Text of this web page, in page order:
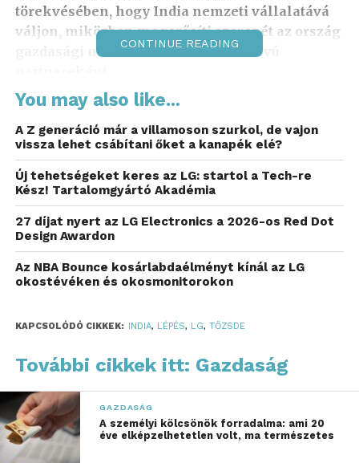
törekvésében, hogy India nemzeti vállalatává
váljon, miközben megerősíti szerepét az ország
gazdasági növekedésének hosszú távú
vezérigazgatója és Ashish Chauhan, az NSE
vezérigazgatója közösen szólaltatták meg a tőzsde
ceremoniális gongját, ezzel ünnepelve az LGEIL
részvényeinek bevezetését.
A tőzsdei bevezetés során az LG az LGEIL
kibocsátott részvényeinek 15 százalékát – összesen
CONTINUE READING
You may also like...
A Z generáció már a villamoson szurkol, de vajon
vissza lehet csábítani őket a kanapék elé?
Új tehetségeket keres az LG: startol a Tech-re
Kész! Tartalomgyártó Akadémia
27 díjat nyert az LG Electronics a 2026-os Red Dot
Design Awardon
Az NBA Bounce kosárlabdaélményt kínál az LG
okostévéken és okosmonitorokon
KAPCSOLÓDÓ CIKKEK: INDIA, LÉPÉS, LG, TŐZSDE
További cikkek itt: Gazdaság
GAZDASÁG
A személyi kölcsönök forradalma: ami 20
éve elképzelhetetlen volt, ma természetes